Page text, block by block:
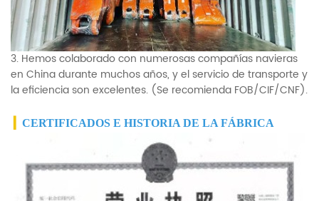
3. Hemos colaborado con numerosas compañías navieras
en China durante muchos años, y el servicio de transporte y
la eficiencia son excelentes. (Se recomienda FOB/CIF/CNF).
CERTIFICADOS E HISTORIA DE LA FÁBRICA